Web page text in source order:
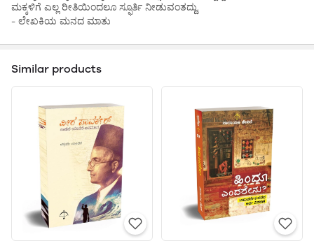
ಮಕ್ಕಳಿಗೆ ಎಲ್ಲ ರೀತಿಯಿಂದಲೂ ಸ್ಫೂರ್ತಿ ನೀಡುವಂತದ್ದು.
- ಲೇಖಕಿಯ ಮನದ ಮಾತು
Similar products